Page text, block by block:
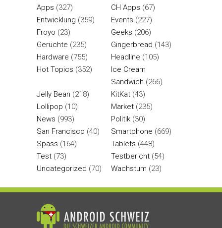
Apps (327) CH Apps (67)
Entwicklung (359) Events (227)
Froyo (23) Geeks (206)
Gerüchte (235) Gingerbread (143)
Hardware (755) Headline (105)
Hot Topics (352)
Ice Cream
Sandwich (266)
Jelly Bean (218) KitKat (43)
Lollipop (10) Market (235)
News (993) Politik (30)
San Francisco (40) Smartphone (669)
Spass (164) Tablets (448)
Test (73) Testbericht (54)
Uncategorized (70) Wachstum (23)